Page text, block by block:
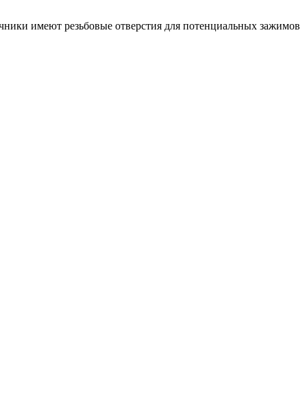
имеют резьбовые отверстия для потенциальных зажимов